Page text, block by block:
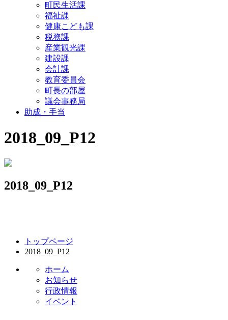
町民生活課
福祉課
健康こども課
税務課
産業観光課
建設課
会計課
教育委員会
町長の部屋
議会事務局
助成・手当
2018_09_P12
2018_09_P12
トップページ
2018_09_P12
ホーム
お知らせ
行政情報
イベント